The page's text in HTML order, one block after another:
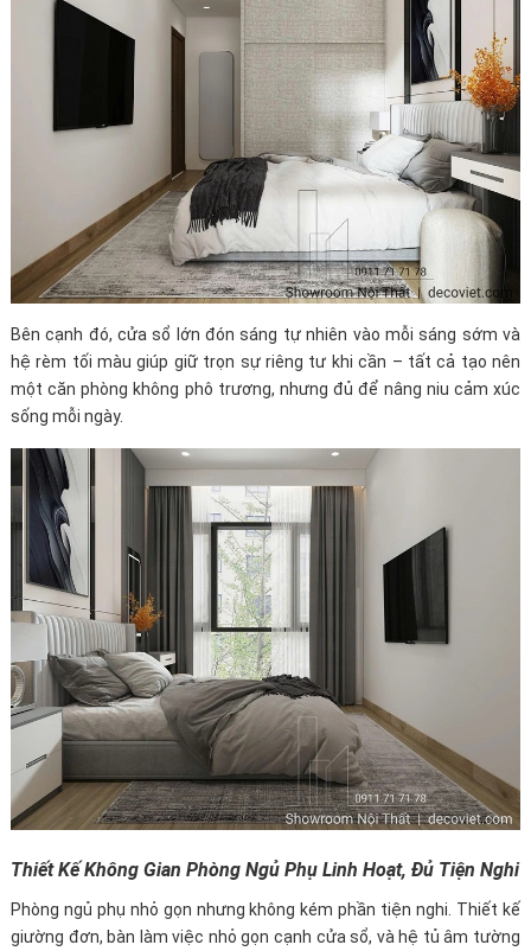
Bên cạnh đó, cửa sổ lớn đón sáng tự nhiên vào mỗi sáng sớm và
hệ rèm tối màu giúp giữ trọn sự riêng tư khi cần – tất cả tạo nên
một căn phòng không phô trương, nhưng đủ để nâng niu cảm xúc
sống mỗi ngày.
Thiết Kế Không Gian Phòng Ngủ Phụ Linh Hoạt, Đủ Tiện Nghi
Phòng ngủ phụ nhỏ gọn nhưng không kém phần tiện nghi. Thiết kế
giường đơn, bàn làm việc nhỏ gọn cạnh cửa sổ, và hệ tủ âm tường